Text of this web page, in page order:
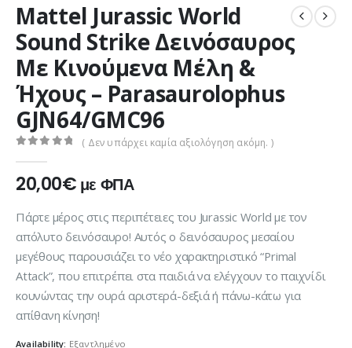
Mattel Jurassic World
Sound Strike Δεινόσαυρος
Με Κινούμενα Μέλη &
Ήχους – Parasaurolophus
GJN64/GMC96
( Δεν υπάρχει καμία αξιολόγηση ακόμη. )
20,00€ με ΦΠΑ
Πάρτε μέρος στις περιπέτειες του Jurassic World με τον
απόλυτο δεινόσαυρο! Αυτός ο δεινόσαυρος μεσαίου
μεγέθους παρουσιάζει το νέο χαρακτηριστικό “Primal
Attack”, που επιτρέπει στα παιδιά να ελέγχουν το παιχνίδι
κουνώντας την ουρά αριστερά-δεξιά ή πάνω-κάτω για
απίθανη κίνηση!
Availability: Εξαντλημένο